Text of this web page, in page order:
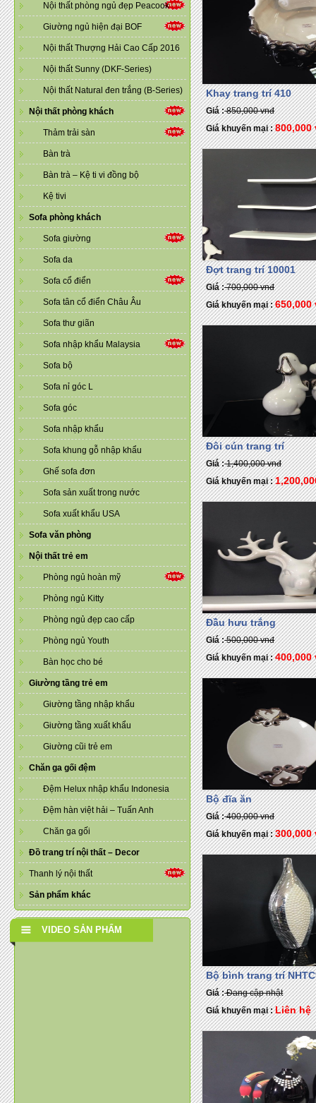
Nội thất phòng ngủ đẹp Peacook
Giường ngủ hiện đại BOF
Nội thất Thượng Hải Cao Cấp 2016
Nội thất Sunny (DKF-Series)
Nội thất Natural đen trắng (B-Series)
Nội thất phòng khách
Thảm trải sàn
Bàn trà
Bàn trà – Kệ ti vi đồng bộ
Kệ tivi
Sofa phòng khách
Sofa giường
Sofa da
Sofa cổ điển
Sofa tân cổ điển Châu Âu
Sofa thư giãn
Sofa nhập khẩu Malaysia
Sofa bộ
Sofa nỉ góc L
Sofa góc
Sofa nhập khẩu
Sofa khung gỗ nhập khẩu
Ghế sofa đơn
Sofa sản xuất trong nước
Sofa xuất khẩu USA
Sofa văn phòng
Nội thất trẻ em
Phòng ngủ hoàn mỹ
Phòng ngủ Kitty
Phòng ngủ đẹp cao cấp
Phòng ngủ Youth
Bàn học cho bé
Giường tầng trẻ em
Giường tầng nhập khẩu
Giường tầng xuất khẩu
Giường cũi trẻ em
Chăn ga gối đệm
Đệm Helux nhập khẩu Indonesia
Đệm hàn việt hải – Tuấn Anh
Chăn ga gối
Đồ trang trí nội thất – Decor
Thanh lý nội thất
Sản phẩm khác
VIDEO SẢN PHẨM
Khay trang trí 410
Giá :850,000 vnđ
Giá khuyến mại : 800,000
Đợt trang trí 10001
Giá :700,000 vnđ
Giá khuyến mại : 650,000
Đôi cún trang trí
Giá :1,400,000 vnđ
Giá khuyến mại :
Đầu hưu trắng
Giá :500,000 vnđ
Giá khuyến mại : 400,000
Bộ đĩa ăn
Giá :400,000 vnđ
Giá khuyến mại : 300,000
Bộ bình trang trí
Giá :Đang cập nhật
Giá khuyến mại : Liên hệ